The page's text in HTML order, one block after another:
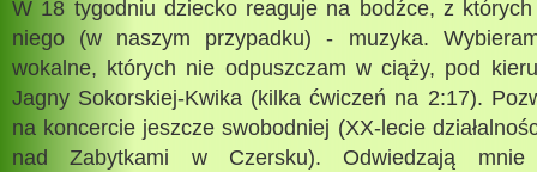
W 18 tygodniu dziecko reaguje na bodźce, z
niego (w naszym przypadku) - muzyka.
wokalne, których nie odpuszczam w ciąży, pod
Jagny Sokorskiej-Kwika (kilka ćwiczeń na 2:17).
na koncercie jeszcze swobodniej (XX-lecie
nad Zabytkami w Czersku). Odwiedzają